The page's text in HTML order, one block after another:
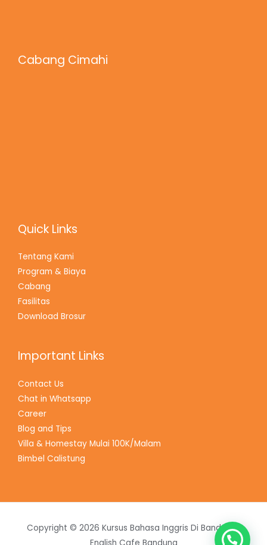
Cabang Cimahi
Quick Links
Tentang Kami
Program & Biaya
Cabang
Fasilitas
Download Brosur
Important Links
Contact Us
Chat in Whatsapp
Career
Blog and Tips
Villa & Homestay Mulai 100K/Malam
Bimbel Calistung
Copyright © 2026 Kursus Bahasa Inggris Di Bandung |
English Cafe Bandung